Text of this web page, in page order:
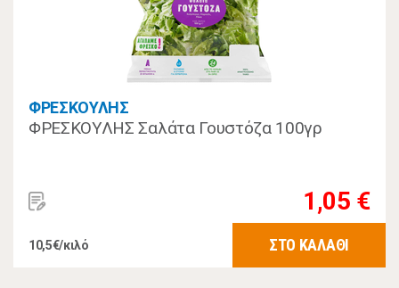
ΦΡΕΣΚΟΥΛΗΣ
ΦΡΕΣΚΟΥΛΗΣ Σαλάτα Γουστόζα 100γρ
1,05 €
10,5€/κιλό ΣΤΟ ΚΑΛΑΘΙ